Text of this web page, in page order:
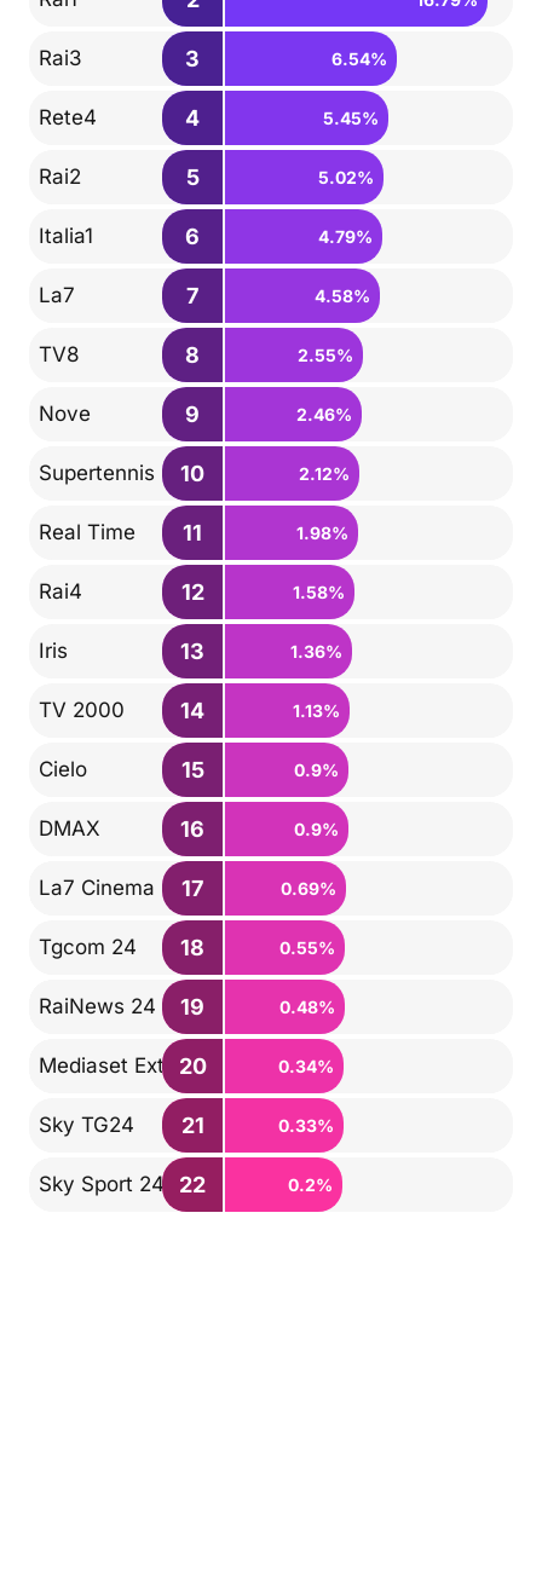
Rai3 3 6.54%
Rete4 4 5.45%
Rai2 5 5.02%
Italia1 6 4.79%
La7 7 4.58%
TV8 8 2.55%
Nove 9 2.46%
Supertennis 10 2.12%
Real Time 11 1.98%
Rai4 12 1.58%
Iris 13 1.36%
TV 2000 14 1.13%
Cielo 15 0.9%
DMAX 16 0.9%
La7 Cinema 17 0.69%
Tgcom 24 18 0.55%
RaiNews 24 19 0.48%
Mediaset Extra20 0.34%
Sky TG24 21 0.33%
Sky Sport 24 22 0.2%